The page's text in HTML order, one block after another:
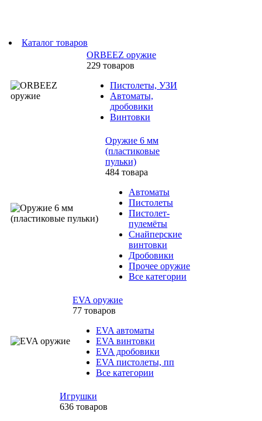
Каталог товаров
ORBEEZ оружие
229 товаров
Пистолеты, УЗИ
Автоматы,
дробовики
Винтовки
Оружие 6 мм
(пластиковые
пульки)
484 товара
Автоматы
Пистолеты
Пистолет-
пулемёты
Снайперские
винтовки
Дробовики
Прочее оружие
Все категории
EVA оружие
77 товаров
EVA автоматы
EVA винтовки
EVA дробовики
EVA пистолеты, пп
Все категории
Игрушки
636 товаров